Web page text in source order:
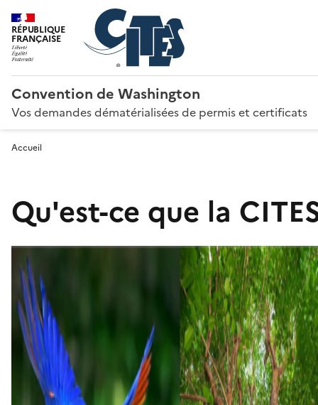
RÉPUBLIQUE
FRANÇAISE
Convention de Washington
Vos demandes dématérialisées de permis et certificats
Accueil
Qu'est-ce que la